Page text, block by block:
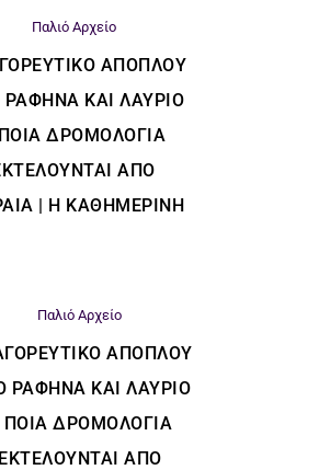
Παλιό Αρχείο
ΑΠΌΠΛΟΥ
ΚΑΙ ΛΑΎΡΙΟ
ΔΡΟΜΟΛΌΓΙΑ
ΑΠΌ
| Η ΚΑΘΗΜΕΡΙΝΗ
Παλιό Αρχείο
ΑΠΌΠΛΟΥ
ΡΑΦΉΝΑ ΚΑΙ ΛΑΎΡΙΟ
ΠΟΙΑ ΔΡΟΜΟΛΌΓΙΑ
ΕΚΤΕΛΟΎΝΤΑΙ ΑΠΌ